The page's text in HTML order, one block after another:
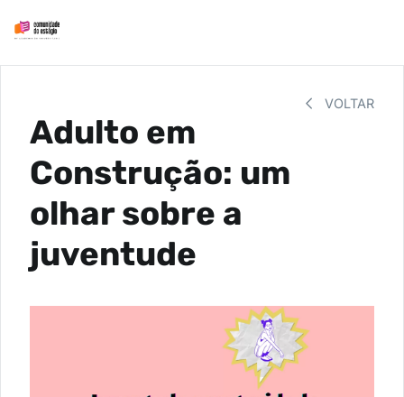
VOLTAR
Adulto em
Construção: um
olhar sobre a
juventude